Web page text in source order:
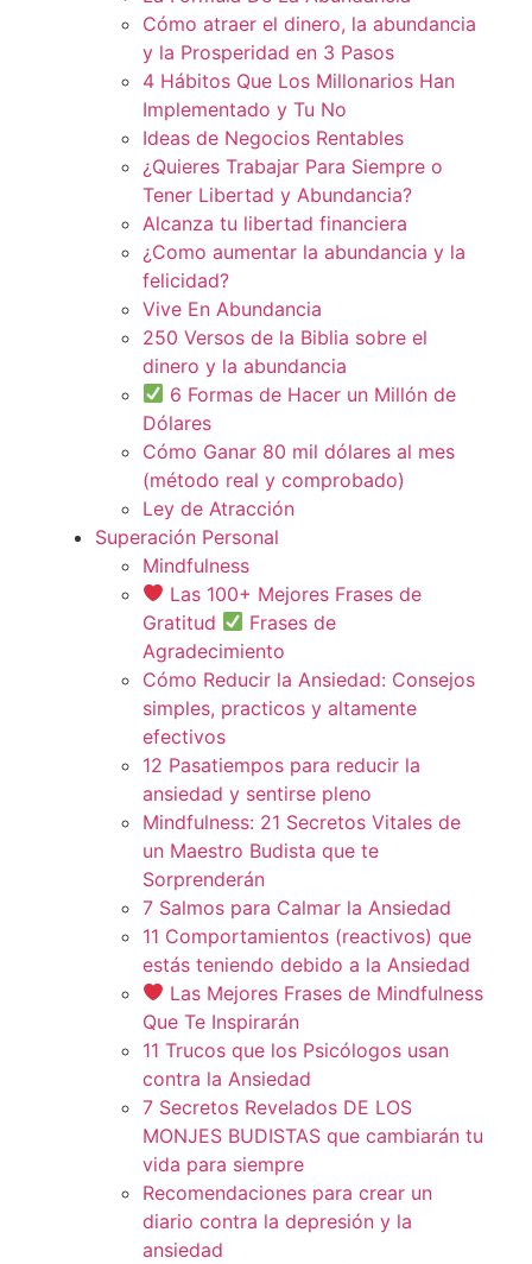
Cómo atraer el dinero, la abundancia
y la Prosperidad en 3 Pasos
4 Hábitos Que Los Millonarios Han
Implementado y Tu No
Ideas de Negocios Rentables
¿Quieres Trabajar Para Siempre o
Tener Libertad y Abundancia?
Alcanza tu libertad financiera
¿Como aumentar la abundancia y la
felicidad?
Vive En Abundancia
250 Versos de la Biblia sobre el
dinero y la abundancia
6 Formas de Hacer un Millón de
Dólares
Cómo Ganar 80 mil dólares al mes
(método real y comprobado)
Ley de Atracción
Superación Personal
Mindfulness
Las 100+ Mejores Frases de
Gratitud
Frases de
Agradecimiento
Cómo Reducir la Ansiedad: Consejos
simples, practicos y altamente
efectivos
12 Pasatiempos para reducir la
ansiedad y sentirse pleno
Mindfulness: 21 Secretos Vitales de
un Maestro Budista que te
Sorprenderán
7 Salmos para Calmar la Ansiedad
11 Comportamientos (reactivos) que
estás teniendo debido a la Ansiedad
Las Mejores Frases de Mindfulness
Que Te Inspirarán
11 Trucos que los Psicólogos usan
contra la Ansiedad
7 Secretos Revelados DE LOS
MONJES BUDISTAS que cambiarán tu
vida para siempre
Recomendaciones para crear un
diario contra la depresión y la
ansiedad